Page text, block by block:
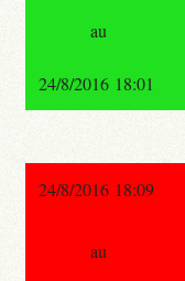
au
24/8/2016 18:01
24/8/2016 18:09
au